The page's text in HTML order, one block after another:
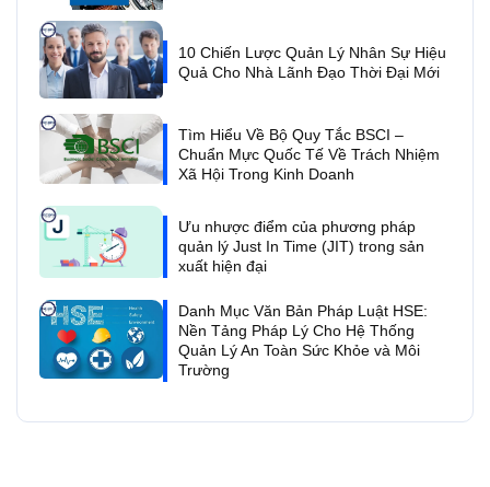
10 Chiến Lược Quản Lý Nhân Sự Hiệu
Quả Cho Nhà Lãnh Đạo Thời Đại Mới
Tìm Hiểu Về Bộ Quy Tắc BSCI –
Chuẩn Mực Quốc Tế Về Trách Nhiệm
Xã Hội Trong Kinh Doanh
Ưu nhược điểm của phương pháp
quản lý Just In Time (JIT) trong sản
xuất hiện đại
Danh Mục Văn Bản Pháp Luật HSE:
Nền Tảng Pháp Lý Cho Hệ Thống
Quản Lý An Toàn Sức Khỏe và Môi
Trường